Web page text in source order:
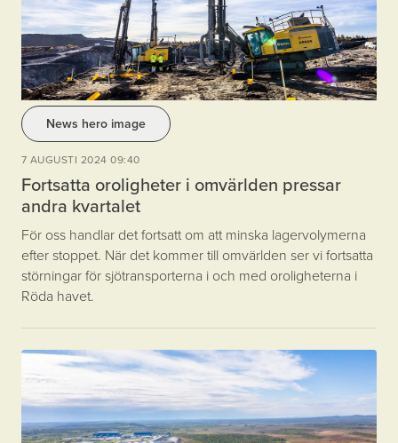
News hero image
7 AUGUSTI 2024 09:40
Fortsatta oroligheter i omvärlden pressar
andra kvartalet
För oss handlar det fortsatt om att minska lagervolymerna
efter stoppet. När det kommer till omvärlden ser vi fortsatta
störningar för sjötransporterna i och med oroligheterna i
Röda havet.